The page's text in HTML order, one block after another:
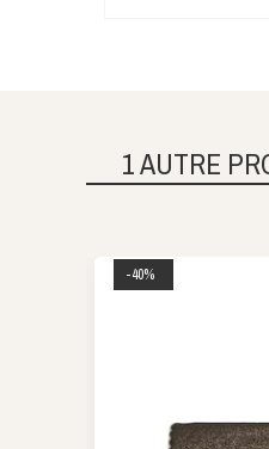
1 AUTRE
-40%